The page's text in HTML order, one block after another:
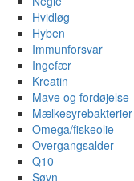
Hvidløg
Hyben
Immunforsvar
Ingefær
Kreatin
Mave og fordøjelse
Mælkesyrebakterier
Omega/fiskeolie
Overgangsalder
Q10
Søvn